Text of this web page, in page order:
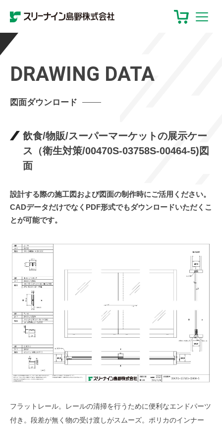
DRAWING DATA
図面ダウンロード
飲食/物販/スーパーマーケットの展示ケー
ス（衛生対策/00470S-03758S-00464-5)図
面
設計する際の施工図および図面の制作時にご活用ください。
CADデータだけでなくPDF形式でもダウンロードいただくこ
とが可能です。
フラットレール。レールの清掃を行うために便利なエンドパーツ
付き。段差が無く物の受け渡しがスムーズ。ポリカのインナー